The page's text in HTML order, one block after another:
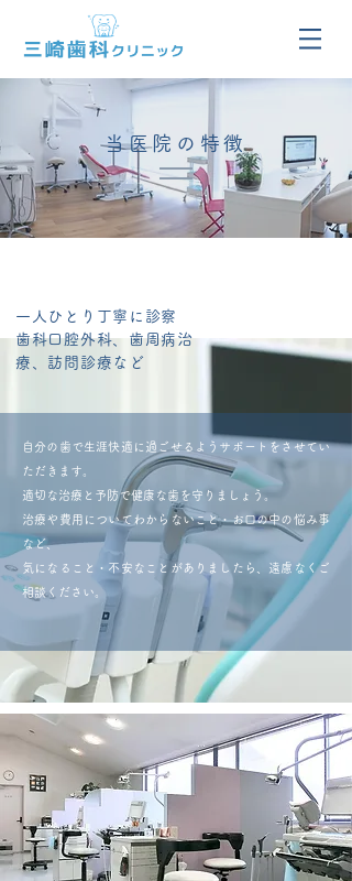
当医院の特徴
一人ひとり丁寧に診察
歯科口腔外科、歯周病治
療、訪問診療など
自分の歯で生涯快適に過ごせるようサポートをさせてい
ただきます。
適切な治療と予防で健康な歯を守りましょう。
治療や費用についてわからないこと・お口の中の悩み事
など、
気になること・不安なことがありましたら、遠慮なくご
相談ください。